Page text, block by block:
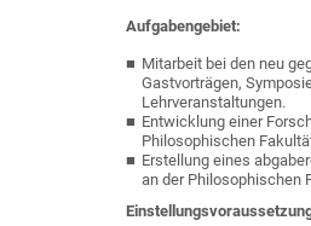
Aufgabengebiet:
Mitarbeit bei den neu
Gastvorträgen,
Lehrveranstaltungen.
Entwicklung einer
Philosophischen
Erstellung eines
an der Philosophischen